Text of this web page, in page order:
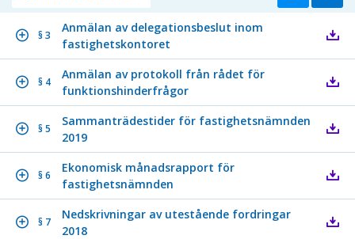
§ 3
Anmälan av delegationsbeslut inom
fastighetskontoret
§ 4
Anmälan av protokoll från rådet för
funktionshinderfrågor
§ 5
Sammanträdestider för fastighetsnämnden
2019
§ 6
Ekonomisk månadsrapport för
fastighetsnämnden
§ 7
Nedskrivningar av utestående fordringar
2018